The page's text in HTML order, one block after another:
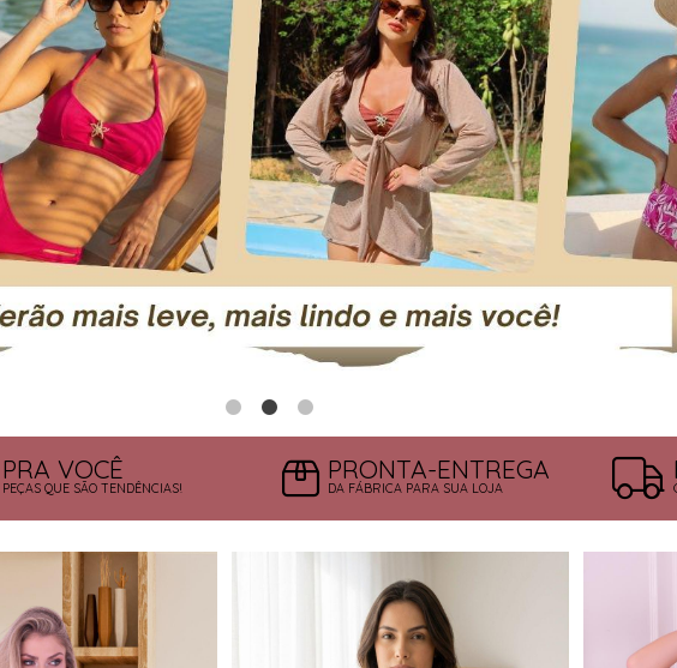
PRA VOCÊ
PEÇAS QUE SÃO TENDÊNCIAS!
PRONTA-ENTREGA
DA FÁBRICA PARA SUA LOJA